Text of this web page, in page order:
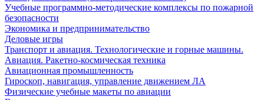
Учебные программно-методические комплексы по пожарной
безопасности
Экономика и предпринимательство
Деловые игры
Транспорт и авиация. Технологические и горные машины.
Авиация. Ракетно-космическая техника
Авиационная промышленность
Гироскоп, навигация, управление движением ЛА
Физические учебные макеты по авиации